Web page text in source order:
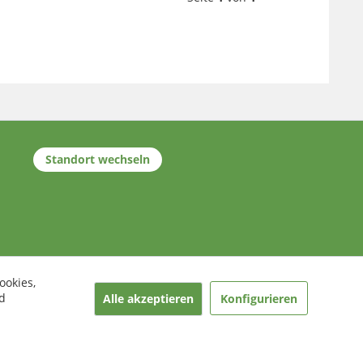
Standort wechseln
Alle akzeptieren Konfigurieren